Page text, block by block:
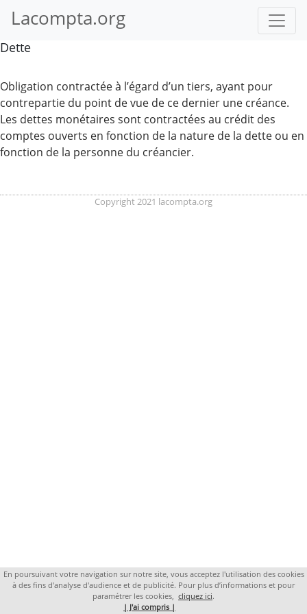
Lacompta.org
Dette
Obligation contractée à l’égard d’un tiers, ayant pour
contrepartie du point de vue de ce dernier une créance.
Les dettes monétaires sont contractées au crédit des
comptes ouverts en fonction de la nature de la dette ou en
fonction de la personne du créancier.
Copyright 2021 lacompta.org
En poursuivant votre navigation sur notre site, vous acceptez l'utilisation des cookies
à des fins d'analyse d'audience et de publicité. Pour plus d’informations et pour
paramétrer les cookies, cliquez ici.
| J'ai compris |